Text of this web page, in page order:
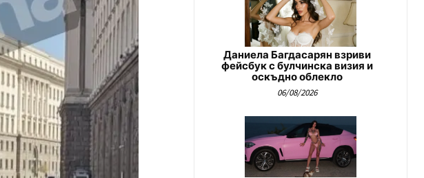
Даниела Багдасарян взриви
фейсбук с булчинска визия и
оскъдно облекло
06/08/2026